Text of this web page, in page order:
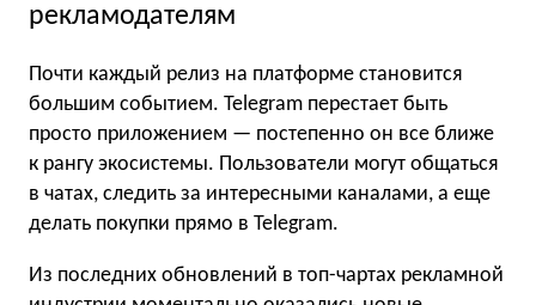
рекламодателям
Почти каждый релиз на платформе становится
большим событием. Telegram перестает быть
просто приложением — постепенно он все ближе
к рангу экосистемы. Пользователи могут общаться
в чатах, следить за интересными каналами, а еще
делать покупки прямо в Telegram.
Из последних обновлений в топ-чартах рекламной